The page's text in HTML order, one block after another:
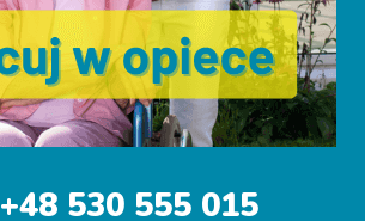
+48 530 555 015